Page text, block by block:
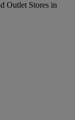
Outlet Stores in